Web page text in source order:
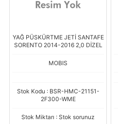
YAĞ PÜSKÜRTME JETİ SANTAFE
SORENTO 2014-2016 2,0 DİZEL
MOBIS
Stok Kodu : BSR-HMC-21151-
2F300-WME
Stok Miktarı : Stok sorunuz